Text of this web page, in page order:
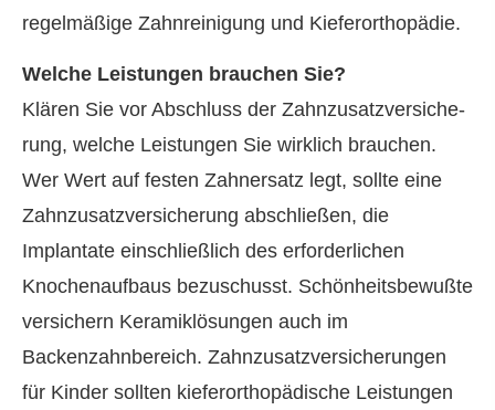
regelmäßige Zahnreinigung und Kieferorthopädie.
Welche Leistungen brauchen Sie?
Klären Sie vor Abschluss der Zahn­zu­satz­ver­si­che­
rung, welche Leistungen Sie wirklich brauchen.
Wer Wert auf festen Zahnersatz legt, sollte eine
Zahn­zu­satz­ver­si­che­rung abschließen, die
Implantate einschließlich des erforderlichen
Knochenaufbaus bezuschusst. Schönheitsbewußte
ver­sichern Keramiklösungen auch im
Backenzahnbereich. Zahn­zu­satz­ver­si­che­rungen
für Kinder sollten kieferorthopädische Leistungen